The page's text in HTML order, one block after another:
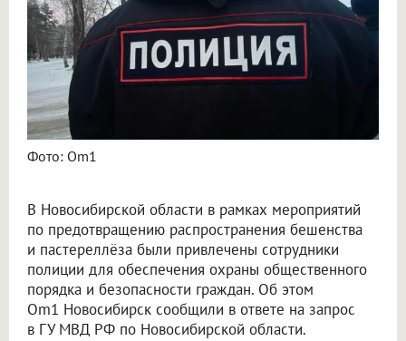
Фото: Om1
В Новосибирской области в рамках мероприятий
по предотвращению распространения бешенства
и пастереллёза были привлечены сотрудники
полиции для обеспечения охраны общественного
порядка и безопасности граждан. Об этом
Om1 Новосибирск сообщили в ответе на запрос
в ГУ МВД РФ по Новосибирской области.